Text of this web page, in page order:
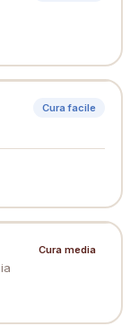
Cura facile
Cura media